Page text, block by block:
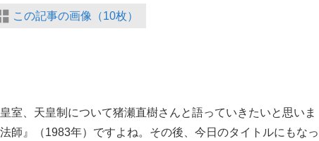
この記事の画像（10枚）
室、天皇制について猪瀬直樹さんと語っていきたいと思いま
師』（1983年）ですよね。その後、今日のタイトルにもなっ